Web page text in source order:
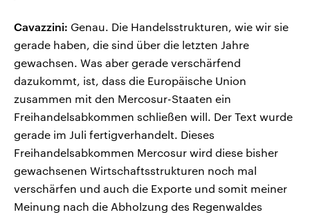
Cavazzini: Genau. Die Handelsstrukturen, wie wir sie
gerade haben, die sind über die letzten Jahre
gewachsen. Was aber gerade verschärfend
dazukommt, ist, dass die Europäische Union
zusammen mit den Mercosur-Staaten ein
Freihandelsabkommen schließen will. Der Text wurde
gerade im Juli fertigverhandelt. Dieses
Freihandelsabkommen Mercosur wird diese bisher
gewachsenen Wirtschaftsstrukturen noch mal
verschärfen und auch die Exporte und somit meiner
Meinung nach die Abholzung des Regenwaldes